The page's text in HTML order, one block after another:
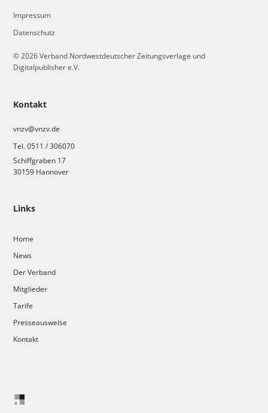
Links
Home
News
Der Verband
Mitglieder
Tarife
Presseausweise
Kontakt
Kontakt
vnzv@vnzv.de
Tel. 0511 / 306070
Schiffgraben 17
30159 Hannover
Impressum
Datenschutz
© 2026 Verband Nordwestdeutscher Zeitungsverlage und
Digitalpublisher e.V.